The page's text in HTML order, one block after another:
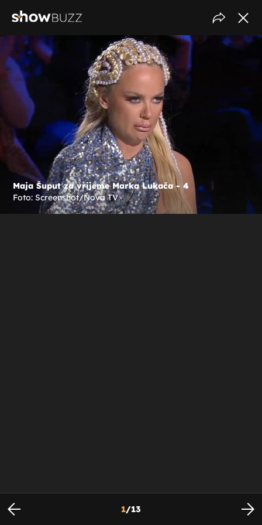
Maja Šuput za vrijeme Marka Lukača - 4
Foto: Screenshot/Nova TV
1/13